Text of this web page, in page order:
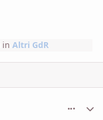
inAltri GdR